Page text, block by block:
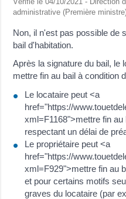
administrative (Première
Non, il n'est pas possible de
bail d'habitation.
Après la signature du bail, le
mettre fin au bail à condition
Le locataire peut <a
href="https://
xml=F1168">mettre fin
respectant un délai de
Le propriétaire peut <a
href="https://
xml=F929">mettre fin au
et pour certains motifs
graves du locataire (par